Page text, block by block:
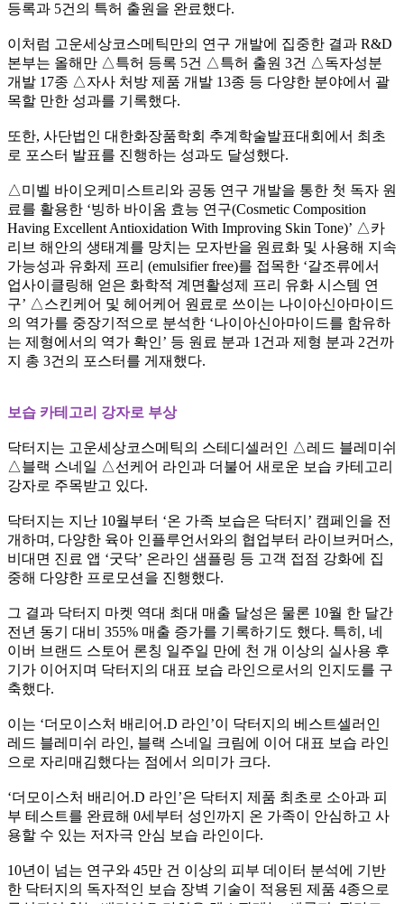
등록과 5건의 특허 출원을 완료했다.
이처럼 고운세상코스메틱만의 연구 개발에 집중한 결과 R&D
본부는 올해만 △특허 등록 5건 △특허 출원 3건 △독자성분
개발 17종 △자사 처방 제품 개발 13종 등 다양한 분야에서 괄
목할 만한 성과를 기록했다.
또한, 사단법인 대한화장품학회 추계학술발표대회에서 최초
로 포스터 발표를 진행하는 성과도 달성했다.
△미벨 바이오케미스트리와 공동 연구 개발을 통한 첫 독자 원
료를 활용한 ‘빙하 바이옴 효능 연구(Cosmetic Composition
Having Excellent Antioxidation With Improving Skin Tone)’ △카
리브 해안의 생태계를 망치는 모자반을 원료화 및 사용해 지속
가능성과 유화제 프리 (emulsifier free)를 접목한 ‘갈조류에서
업사이클링해 얻은 화학적 계면활성제 프리 유화 시스템 연
구’ △스킨케어 및 헤어케어 원료로 쓰이는 나이아신아마이드
의 역가를 중장기적으로 분석한 ‘나이아신아마이드를 함유하
는 제형에서의 역가 확인’ 등 원료 분과 1 건과 제형 분과 2건까
지 총 3건의 포스터를 게재했다.
보습 카테고리 강자로 부상
닥터지는 고운세상코스메틱의 스테디셀러인 △레드 블레미쉬
△블랙 스네일 △선케어 라인과 더불어 새로운 보습 카테고리
강자로 주목받고 있다.
닥터지는 지난 10월부터 ‘온 가족 보습은 닥터지 ’ 캠페인을 전
개하며 , 다양한 육아 인플루언서와의 협업부터 라이브커머스,
비대면 진료 앱 ‘굿닥’ 온라인 샘플링 등 고객 접점 강화에 집
중해 다양한 프로모션을 진행했다.
그 결과 닥터지 마켓 역대 최대 매출 달성은 물론 10월 한 달간
전년 동기 대비 355% 매출 증가를 기록하기도 했다. 특히 , 네
이버 브랜드 스토어 론칭 일주일 만에 천 개 이상의 실사용 후
기가 이어지며 닥터지의 대표 보습 라인으로서의 인지도를 구
축했다.
이는 ‘더모이스처 배리어 .D 라인’이 닥터지의 베스트셀러인
레드 블레미쉬 라인, 블랙 스네일 크림에 이어 대표 보습 라인
으로 자리매김했다는 점에서 의미가 크다.
‘더모이스처 배리어 .D 라인’은 닥터지 제품 최초로 소아과 피
부 테스트를 완료해 0세부터 성인까지 온 가족이 안심하고 사
용할 수 있는 저자극 안심 보습 라인이다.
10년이 넘는 연구와 45만 건 이상의 피부 데이터 분석에 기반
한 닥터지의 독자적인 보습 장벽 기술이 적용된 제품 4종으로